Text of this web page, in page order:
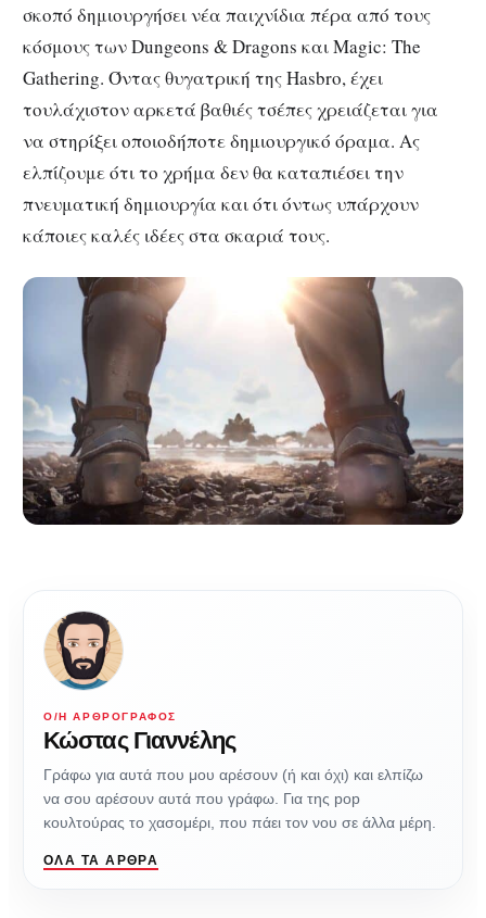
σκοπό δημιουργήσει νέα παιχνίδια πέρα από τους
κόσμους των Dungeons & Dragons και Magic: The
Gathering. Όντας θυγατρική της Hasbro, έχει
τουλάχιστον αρκετά βαθιές τσέπες χρειάζεται για
να στηρίξει οποιοδήποτε δημιουργικό όραμα. Ας
ελπίζουμε ότι το χρήμα δεν θα καταπιέσει την
πνευματική δημιουργία και ότι όντως υπάρχουν
κάποιες καλές ιδέες στα σκαριά τους.
Ο/Η ΑΡΘΡΟΓΡΆΦΟΣ
Κώστας Γιαννέλης
Γράφω για αυτά που μου αρέσουν (ή και όχι) και ελπίζω
να σου αρέσουν αυτά που γράφω. Για της pop
κουλτούρας το χασομέρι, που πάει τον νου σε άλλα μέρη.
ΌΛΑ ΤΑ ΆΡΘΡΑ